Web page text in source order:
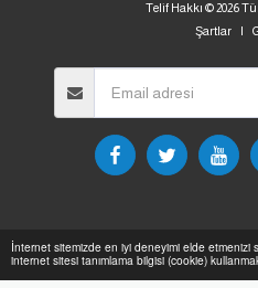
İnternet sitemizde en iyi deneyimi elde etmenizi
internet sitesi tanımlama bilgisi (cookie)
Telif Hakkı © 2026
Şartlar|